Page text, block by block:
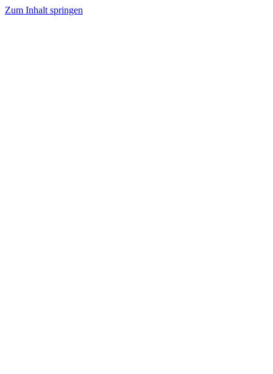
Zum Inhalt springen